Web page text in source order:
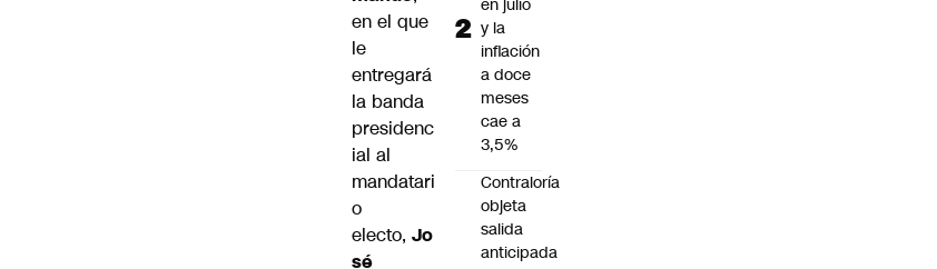
en el que
le
entregará
la banda
presidenc
ial al
mandatari
o
electo, Jo
sé
en julio
y la
inflación
a doce
meses
cae a
3,5%
Contraloría
objeta
salida
anticipada